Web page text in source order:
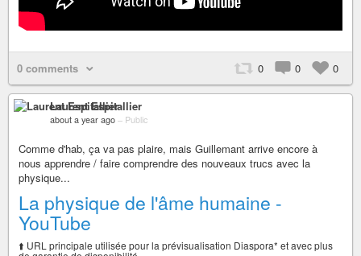
0 comments 0 0 0
Laurent Espitallier
about a year ago – Public
Comme d'hab, ça va pas plaire, mais Guillemant arrive encore à
nous apprendre / faire comprendre des nouveaux trucs avec la
physique...
La physique de l'âme humaine -
YouTube
⬆️ URL principale utilisée pour la prévisualisation Diaspora* et avec plus